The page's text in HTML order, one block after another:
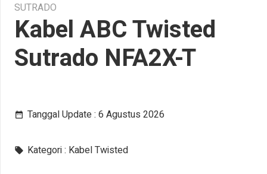
SUTRADO
Kabel ABC Twisted
Sutrado NFA2X-T
date_range Tanggal Update :6 Agustus 2026
local_offer Kategori : Kabel Twisted